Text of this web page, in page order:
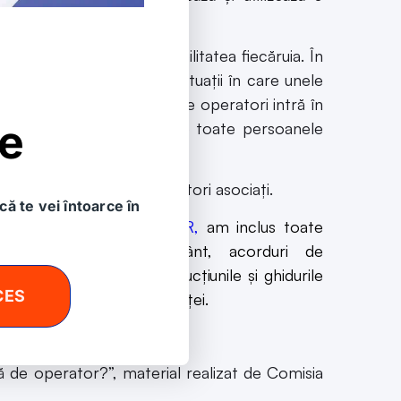
cu privire la responsabilitatea fiecăruia. În
GDPR, însă pot exista situații în care unele
dacă doar unul dintre operatori intră în
notă de informare către toate persoanele
oricare din acești operatori asociați.
de implementare GDPR, am inclus toate
de consimțământ, acorduri de
Urmând instrucțiunile și ghidurile
costurile consultanței.
operator?”, material realizat de Comisia
te vei întoarce în